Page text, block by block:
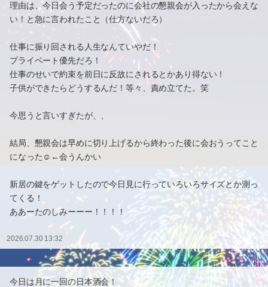
理由は、今日会う予定だったのに会社の懇親会が入ったから会えな
い！と急に言われたこと（仕方ないだろ）
仕事に振り回される人生なんていやだ！
プライベート優先だろ！
仕事のせいで約束を前日に反故にされるとかあり得ない！
子供ができたらどうするんだ！等々、責め立てた。笑
今思うと言いすぎたが、、
結局、懇親会は早めに切り上げるから終わった後に会おうってこと
になった☺️←会うんかい
新居の鍵をゲットしたので今日見に行っていろいろサイズとか測っ
てくる！
ああーたのしみーーー！！！！
2026.07.30 13:32
今日は月に一回の日本酒会！